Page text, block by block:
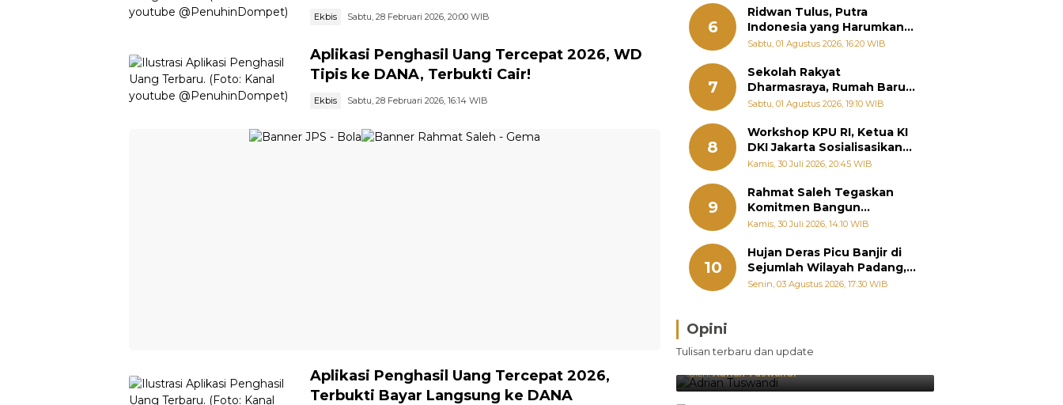
Ekbis Sabtu, 28 Februari 2026, 20:00 WIB
Aplikasi Penghasil Uang Tercepat 2026, WD
Tipis ke DANA, Terbukti Cair!
Ekbis Sabtu, 28 Februari 2026, 16:14 WIB
Aplikasi Penghasil Uang Tercepat 2026,
Terbukti Bayar Langsung ke DANA
6
Ridwan Tulus, Putra
Indonesia yang Harumkan
Nama Bangsa hingga
Jepang
Sabtu, 01 Agustus 2026, 16:20 WIB
7
Sekolah Rakyat
Dharmasraya, Rumah Baru
268 Anak Menggapai Mimpi
Kemiskinan
Sabtu, 01 Agustus 2026, 19:10 WIB
8
Workshop KPU RI, Ketua KI
DKI Jakarta Sosialisasikan
Hukum Acara Penyelesaian
Kamis, 30 Juli 2026, 20:45 WIB
9
Rahmat Saleh Tegaskan
Komitmen Bangun
Pertanian Sumbar Tanpa
Kamis, 30 Juli 2026, 14:10 WIB
10
Hujan Deras Picu Banjir di
Sejumlah Wilayah Padang,
Fadly Amran Perintahkan
Senin, 03 Agustus 2026, 17:30 WIB
Opini
Tulisan terbaru dan update
Brasil Lebih Diunggulkan, tetapi
Jepang Selalu Punya Cara Membuat
Kejutan
Oleh:Adrian Tuswandi